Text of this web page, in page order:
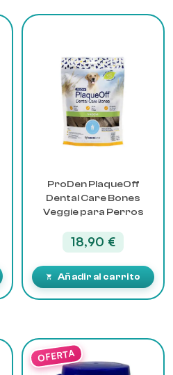
ProDen PlaqueOff
Dental Care Bones
Veggie para Perros
18,90 €
Añadir al carrito
Este